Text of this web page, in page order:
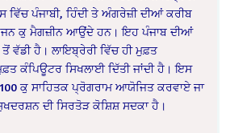
ਵਿੱਚ ਪੰਜਾਬੀ, ਹਿੰਦੀ ਤੇ ਅੰਗਰੇਜ਼ੀ ਦੀਆਂ ਕਰੀਬ
ਕੁ ਮੈਗਜ਼ੀਨ ਆਉਂਦੇ ਹਨ। ਇਹ ਪੰਜਾਬ ਦੀਆਂ
ਵੱਡੀ ਹੈ। ਲਾਇਬ੍ਰੇਰੀ ਵਿੱਚ ਹੀ ਮੁਫ਼ਤ
ਕੰਪਿਊਟਰ ਸਿਖਲਾਈ ਦਿੱਤੀ ਜਾਂਦੀ ਹੈ। ਇਸ
ਕੁ ਸਾਹਿਤਕ ਪ੍ਰੋਗਰਾਮ ਆਯੋਜਿਤ ਕਰਵਾਏ ਜਾ
ਦੀ ਸਿਰਤੋੜ ਕੋਸ਼ਿਸ਼ ਸਦਕਾ ਹੈ।